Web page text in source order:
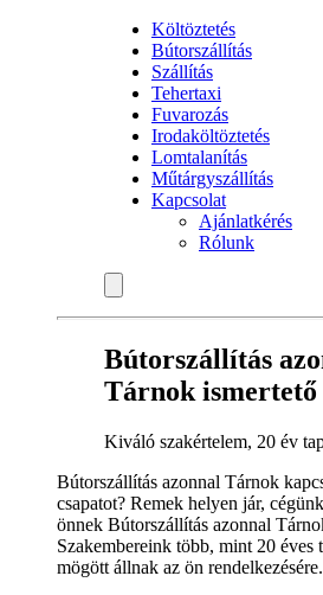
Költöztetés
Bútorszállítás
Szállítás
Tehertaxi
Fuvarozás
Irodaköltöztetés
Lomtalanítás
Műtárgyszállítás
Kapcsolat
Ajánlatkérés
Rólunk
Bútorszállítás
Tárnok ismertető
Kiváló szakértelem, 20 év
Bútorszállítás azonnal Tárnok
csapatot? Remek helyen jár,
önnek Bútorszállítás azonnal
Szakembereink több, mint 20 éves
mögött állnak az ön rendelkezésére.